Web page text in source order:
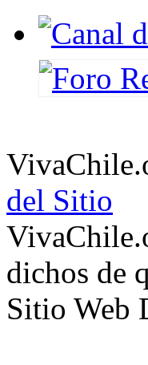
del Sitio
dichos de
Sitio Web